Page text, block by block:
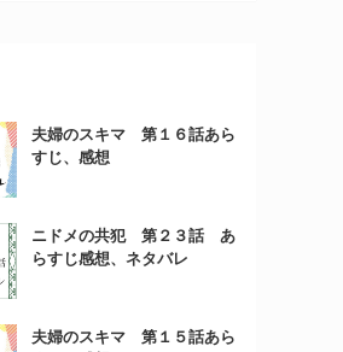
夫婦のスキマ 第１６話あら
すじ、感想
ニドメの共犯 第２３話 あ
らすじ感想、ネタバレ
夫婦のスキマ 第１５話あら